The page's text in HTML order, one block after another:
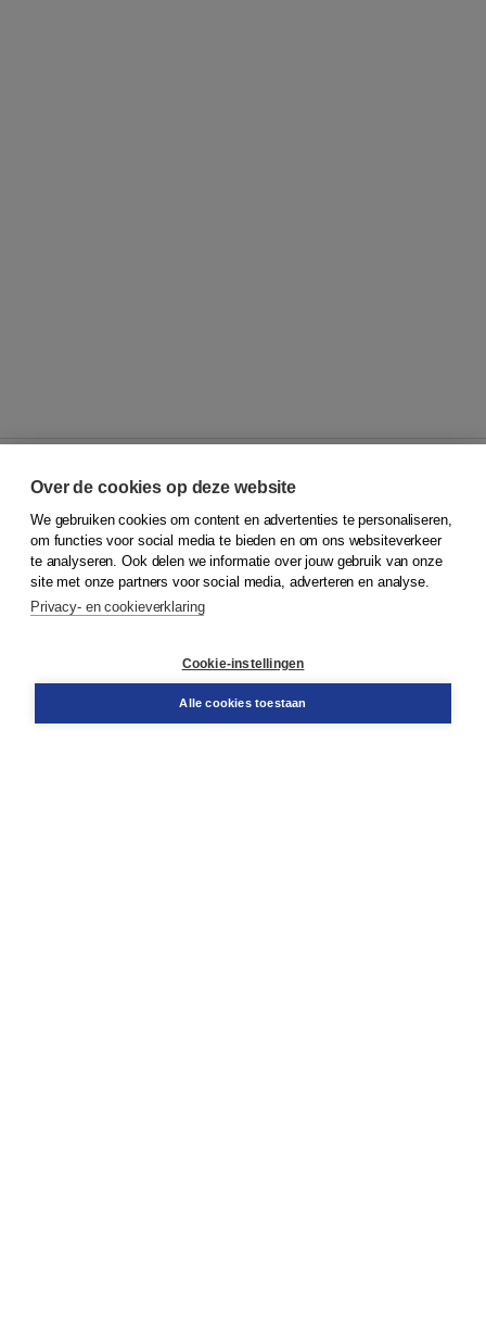
© 2026Koninklijke Boom uitgevers
Klantenservice
Service & informatie
Contact
Over de cookies op deze website
We gebruiken cookies om content en advertenties te personaliseren,
om functies voor social media te bieden en om ons websiteverkeer
te analyseren. Ook delen we informatie over jouw gebruik van onze
site met onze partners voor social media, adverteren en analyse.
Privacy- en cookieverklaring
Cookie-instellingen
Alle cookies toestaan